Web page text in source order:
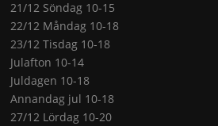
21/12 Söndag 10-15
22/12 Måndag 10-18
23/12 Tisdag 10-18
Julafton 10-14
Juldagen 10-18
Annandag jul 10-18
27/12 Lördag 10-20